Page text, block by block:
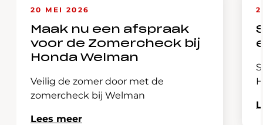
20 MEI 2026
Maak nu een afspraak
voor de Zomercheck bij
Honda Welman
Veilig de zomer door met de
zomercheck bij Welman
Lees meer